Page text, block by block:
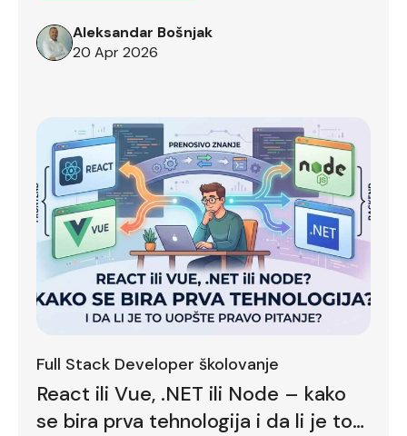
Aleksandar Bošnjak
20 Apr 2026
Full Stack Developer školovanje
React ili Vue, .NET ili Node – kako
se bira prva tehnologija i da li je to